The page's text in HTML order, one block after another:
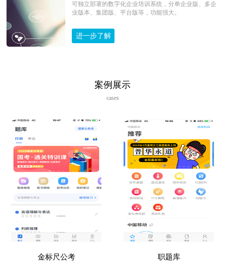
可独立部署的数字化企业培训系统，分单企业版、多企
业版本、集团版、平台版等，功能强大。
进一步了解
案例展示
cases
金标尺公考 职题库